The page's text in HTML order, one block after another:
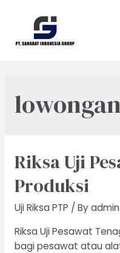
content
Riksa Uji
Produksi
Uji Riksa PTP / Byadmin
Riksa Uji Pesawat
bagi pesawat atau